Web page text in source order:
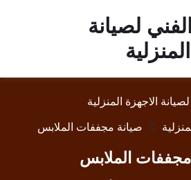
لصيانة الاجهزة المنزلية
صيانة مجففات الملابس
مجففات الملابس